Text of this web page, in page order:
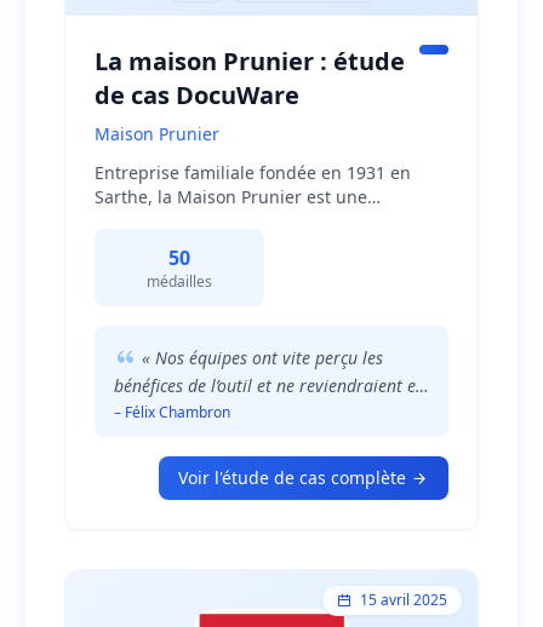
La maison Prunier : étude
de cas DocuWare
Maison Prunier
Entreprise familiale fondée en 1931 en
Sarthe, la Maison Prunier est une
gamme. Basée à Connerré, au c\u0153ur
du berceau des rillettes du Mans, cette
entreprise labellisée PME+ pour son
produits. Avec plus de 50 médailles
remportées au Concours Général Agricole
de Paris, elle réalise un chiffre d’affaires de
collaborateurs, répartis sur deux sites de
production.
50
médailles
« Nos équipes ont vite perçu les
bénéfices de l’outil et ne reviendraient en
arrière pour rien au monde. »
– Félix Chambron
Voir l'étude de cas complète
15 avril 2025